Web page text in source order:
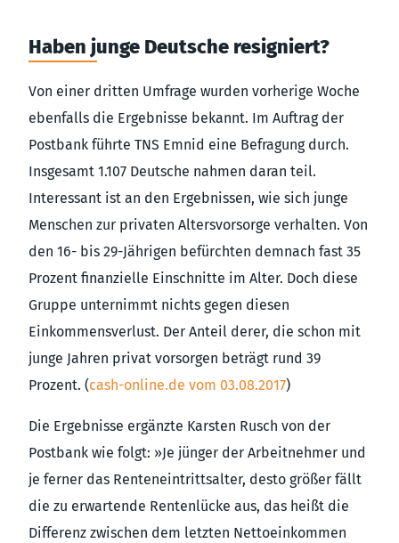
Haben junge Deutsche resigniert?
Von einer dritten Umfrage wurden vorherige Woche
ebenfalls die Ergebnisse bekannt. Im Auftrag der
Postbank führte TNS Emnid eine Befragung durch.
Insgesamt 1.107 Deutsche nahmen daran teil.
Interessant ist an den Ergebnissen, wie sich junge
Menschen zur privaten Altersvorsorge verhalten. Von
den 16- bis 29-Jährigen befürchten demnach fast 35
Prozent finanzielle Einschnitte im Alter. Doch diese
Gruppe unternimmt nichts gegen diesen
Einkommensverlust. Der Anteil derer, die schon mit
junge Jahren privat vorsorgen beträgt rund 39
Prozent. (cash-online.de vom 03.08.2017)
Die Ergebnisse ergänzte Karsten Rusch von der
Postbank wie folgt: »Je jünger der Arbeitnehmer und
je ferner das Renteneintrittsalter, desto größer fällt
die zu erwartende Rentenlücke aus, das heißt die
Differenz zwischen dem letzten Nettoeinkommen